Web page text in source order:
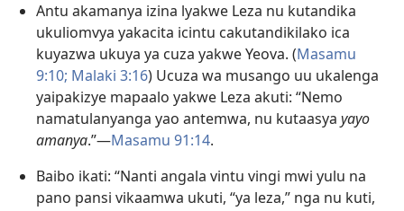
Antu akamanya izina lyakwe Leza nu kutandika
ukuliomvya yakacita icintu cakutandikilako ica
kuyazwa ukuya ya cuza yakwe Yeova. (Masamu
9:10; Malaki 3:16) Ucuza wa musango uu ukalenga
yaipakizye mapaalo yakwe Leza akuti: “Nemo
namatulanyanga yao antemwa, nu kutaasya yayo
amanya.”—Masamu 91:14.
Baibo ikati: “Nanti angala vintu vingi mwi yulu na
pano pansi vikaamwa ukuti, “ya leza,” nga nu kuti,